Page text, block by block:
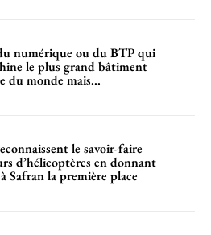
numérique ou du BTP qui
le plus grand bâtiment
du monde mais...
le savoir-faire
d’hélicoptères en donnant
Safran la première place